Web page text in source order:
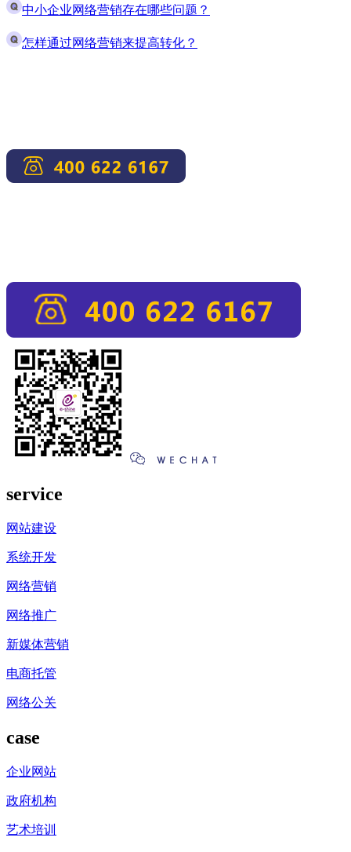
中小企业网络营销存在哪些问题？
怎样通过网络营销来提高转化？
service
网站建设
系统开发
网络营销
网络推广
新媒体营销
电商托管
网络公关
case
企业网站
政府机构
艺术培训